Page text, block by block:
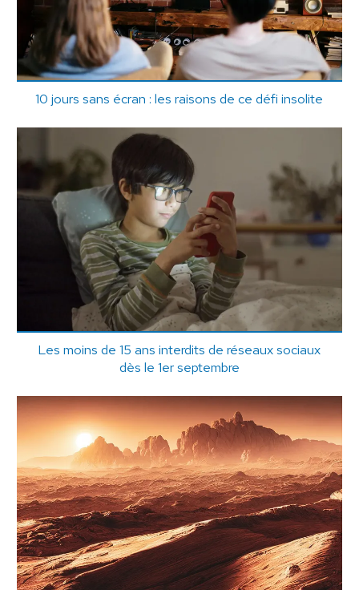
10 jours sans écran : les raisons de ce défi insolite
Les moins de 15 ans interdits de réseaux sociaux
dès le 1er septembre